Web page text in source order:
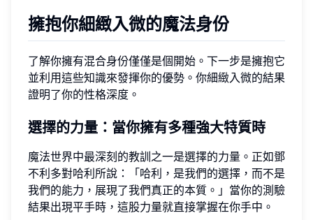
擁抱你細緻入微的魔法身份
了解你擁有混合身份僅僅是個開始。下一步是擁抱它
並利用這些知識來發揮你的優勢。你細緻入微的結果
證明了你的性格深度。
選擇的力量：當你擁有多種強大特質時
魔法世界中最深刻的教訓之一是選擇的力量。正如鄧
不利多對哈利所說：「哈利，是我們的選擇，而不是
我們的能力，展現了我們真正的本質。」當你的測驗
結果出現平手時，這股力量就直接掌握在你手中。